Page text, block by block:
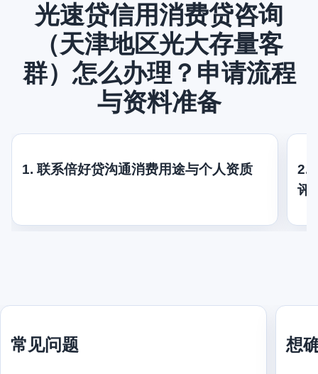
光速贷信用消费贷咨询
（天津地区光大存量客
群）怎么办理？申请流程
与资料准备
1. 联系倍好贷沟通消费用途与个人资质
2.
评
常见问题 想